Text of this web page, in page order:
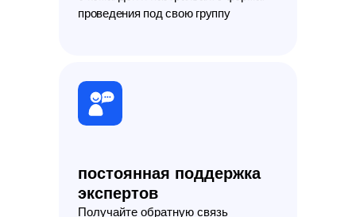
проведения под свою группу
постоянная поддержка
экспертов
Получайте обратную связь